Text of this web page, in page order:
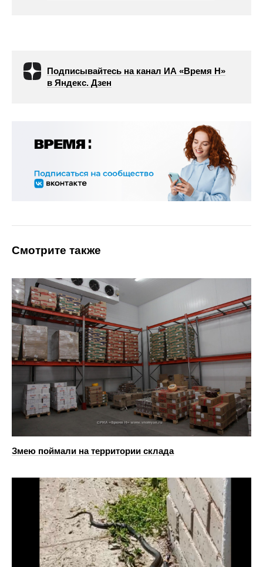
Подписывайтесь на канал ИА «Время Н»
в Яндекс. Дзен
Смотрите также
Змею поймали на территории склада